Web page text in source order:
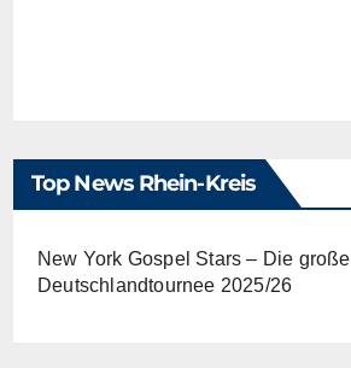
Top News Rhein-Kreis
New York Gospel Stars – Die große
Deutschlandtournee 2025/26